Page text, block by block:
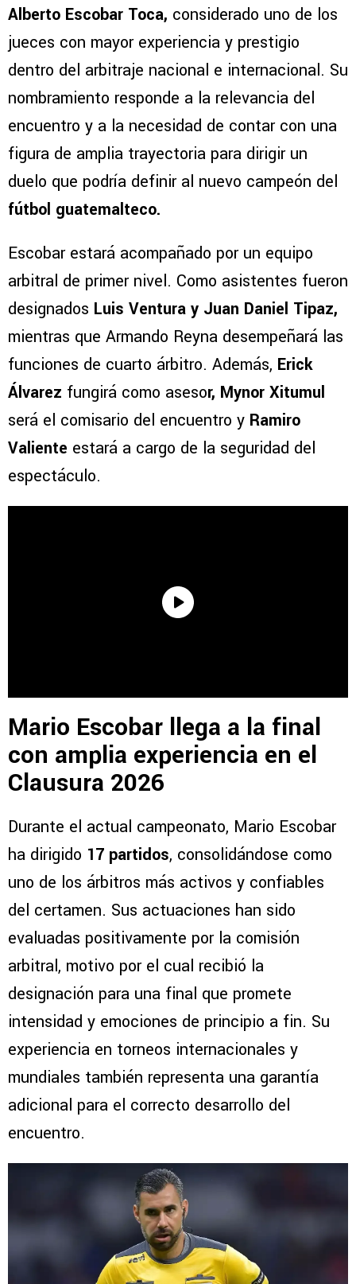
Alberto Escobar Toca, considerado uno de los
jueces con mayor experiencia y prestigio
dentro del arbitraje nacional e internacional. Su
nombramiento responde a la relevancia del
encuentro y a la necesidad de contar con una
figura de amplia trayectoria para dirigir un
duelo que podría definir al nuevo campeón del
fútbol guatemalteco.
Escobar estará acompañado por un equipo
arbitral de primer nivel. Como asistentes fueron
designados Luis Ventura y Juan Daniel Tipaz,
mientras que Armando Reyna desempeñará las
funciones de cuarto árbitro. Además, Erick
Álvarez fungirá como asesor, Mynor Xitumul
será el comisario del encuentro y Ramiro
Valiente estará a cargo de la seguridad del
espectáculo.
Mario Escobar llega a la final
con amplia experiencia en el
Clausura 2026
Durante el actual campeonato, Mario Escobar
ha dirigido 17 partidos, consolidándose como
uno de los árbitros más activos y confiables
del certamen. Sus actuaciones han sido
evaluadas positivamente por la comisión
arbitral, motivo por el cual recibió la
designación para una final que promete
intensidad y emociones de principio a fin. Su
experiencia en torneos internacionales y
mundiales también representa una garantía
adicional para el correcto desarrollo del
encuentro.